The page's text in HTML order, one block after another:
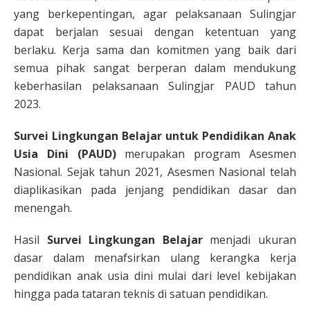
yang berkepentingan, agar pelaksanaan Sulingjar
dapat berjalan sesuai dengan ketentuan yang
berlaku. Kerja sama dan komitmen yang baik dari
semua pihak sangat berperan dalam mendukung
keberhasilan pelaksanaan Sulingjar PAUD tahun
2023.
Survei Lingkungan Belajar untuk Pendidikan Anak
Usia Dini (PAUD)merupakan program Asesmen
Nasional. Sejak tahun 2021, Asesmen Nasional telah
diaplikasikan pada jenjang pendidikan dasar dan
menengah.
Hasil Survei Lingkungan Belajarmenjadi ukuran
dasar dalam menafsirkan ulang kerangka kerja
pendidikan anak usia dini mulai dari level kebijakan
hingga pada tataran teknis di satuan pendidikan.